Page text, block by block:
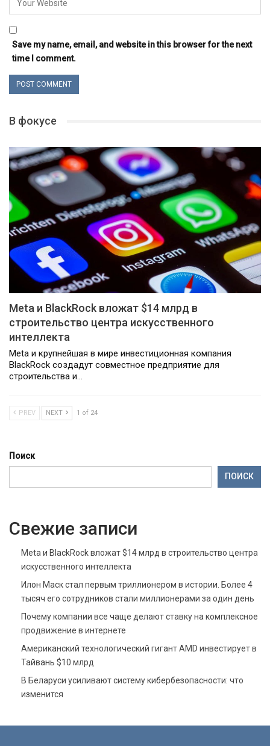
Save my name, email, and website in this browser for the next
time I comment.
В фокусе
Meta и BlackRock вложат $14 млрд в
строительство центра искусственного
интеллекта
Meta и крупнейшая в мире инвестиционная компания
BlackRock создадут совместное предприятие для
строительства и…
PREV NEXT 1 of 24
Поиск
ПОИСК
Свежие записи
Meta и BlackRock вложат $14 млрд в строительство центра
искусственного интеллекта
Илон Маск стал первым триллионером в истории. Более 4
тысяч его сотрудников стали миллионерами за один день
Почему компании все чаще делают ставку на комплексное
продвижение в интернете
Американский технологический гигант AMD инвестирует в
Тайвань $10 млрд
В Беларуси усиливают систему кибербезопасности: что
изменится